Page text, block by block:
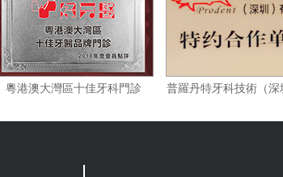
深圳研究生院博士後學術合作基地 粵港澳大灣區十佳牙科門診